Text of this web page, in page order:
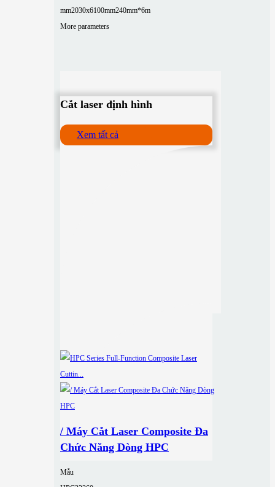
mm2030x6100mm240mm*6m
More parameters
Cắt laser định hình
Xem tất cả
/ Máy Cắt Laser Composite Đa
Chức Năng Dòng HPC
Mẫu